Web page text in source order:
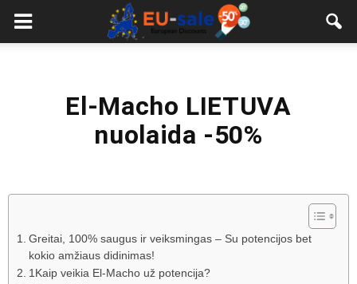
European
El-Macho LIETUVA
nuolaida -50%
Greitai, 100% saugus ir veiksmingas – Su potencijos bet
kokio amžiaus didinimas!
1Kaip veikia El-Macho už potencija?